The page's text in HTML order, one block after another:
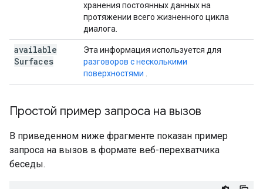
хранения постоянных данных на
протяжении всего жизненного цикла
диалога.
available
Surfaces
Эта информация используется для
разговоров с несколькими
поверхностями
Простой пример запроса на вызов
В приведенном ниже фрагменте показан пример
запроса на вызов в формате веб-перехватчика
беседы.